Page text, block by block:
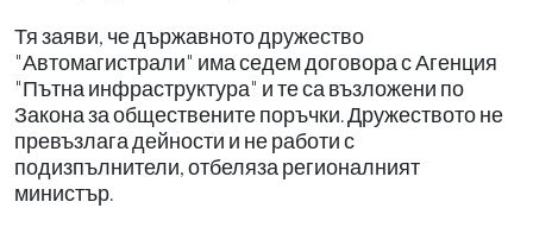
Тя заяви, че държавното дружество
"Автомагистрали" има седем договора с Агенция
"Пътна инфраструктура" и те са възложени по
Закона за обществените поръчки. Дружеството не
превъзлага дейности и не работи с
подизпълнители, отбеляза регионалният
министър.